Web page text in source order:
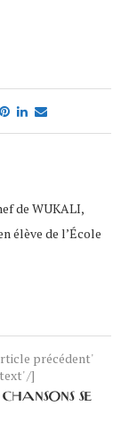
de WUKALI,
élève de l’École
précédent'
/]
SE